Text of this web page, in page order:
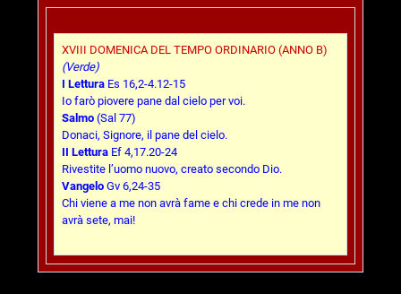
XVIII DOMENICA DEL TEMPO ORDINARIO (ANNO B)
(Verde)
I Lettura Es 16,2-4.12-15
Io farò piovere pane dal cielo per voi.
Salmo (Sal 77)
Donaci, Signore, il pane del cielo.
II Lettura Ef 4,17.20-24
Rivestite l’uomo nuovo, creato secondo Dio.
Vangelo Gv 6,24-35
Chi viene a me non avrà fame e chi crede in me non
avrà sete, mai!